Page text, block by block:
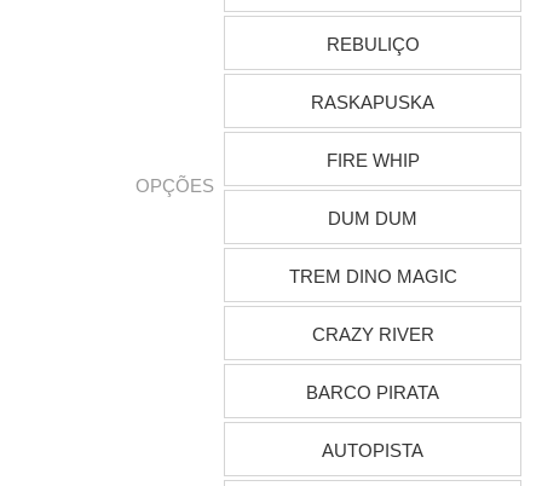
OPÇÕES
REBULIÇO
RASKAPUSKA
FIRE WHIP
DUM DUM
TREM DINO MAGIC
CRAZY RIVER
BARCO PIRATA
AUTOPISTA